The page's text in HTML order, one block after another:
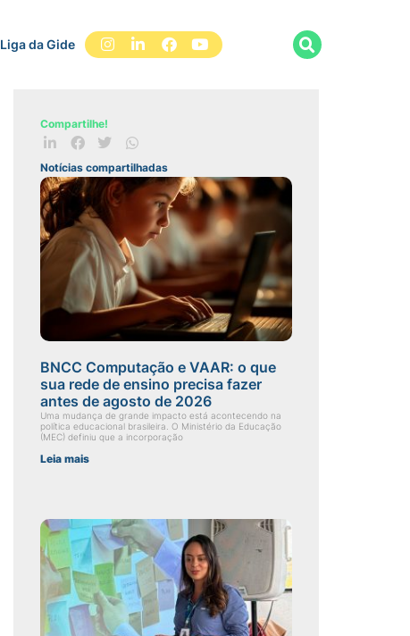
Liga da Gide
Compartilhe!
Notícias compartilhadas
BNCC Computação e VAAR: o que
sua rede de ensino precisa fazer
antes de agosto de 2026
Uma mudança de grande impacto está acontecendo na
política educacional brasileira. O Ministério da Educação
(MEC) definiu que a incorporação
Leia mais